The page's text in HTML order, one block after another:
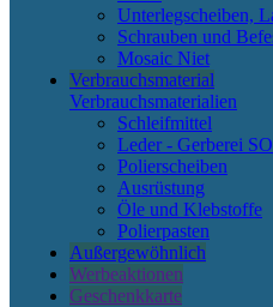
Unterlegscheiben,
Schrauben und
Mosaic Niet
Verbrauchsmaterial
Verbrauchsmaterialien
Schleifmittel
Leder - Gerberei
Polierscheiben
Ausrüstung
Öle und Klebstoffe
Polierpasten
Außergewöhnlich
Werbeaktionen
Geschenkkarte